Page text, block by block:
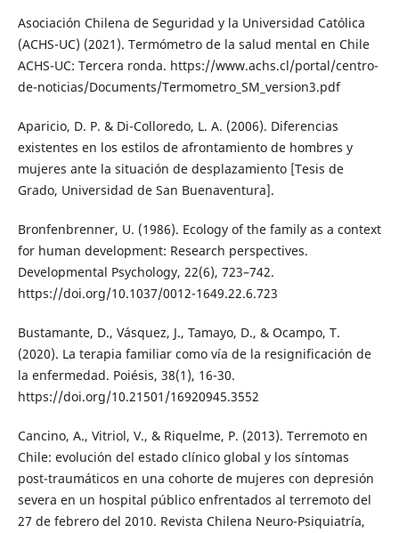
Asociación Chilena de Seguridad y la Universidad Católica
(ACHS-UC) (2021). Termómetro de la salud mental en Chile
ACHS-UC: Tercera ronda. https://www.achs.cl/portal/centro-
de-noticias/Documents/Termometro_SM_version3.pdf
Aparicio, D. P. & Di-Colloredo, L. A. (2006). Diferencias
existentes en los estilos de afrontamiento de hombres y
mujeres ante la situación de desplazamiento [Tesis de
Grado, Universidad de San Buenaventura].
Bronfenbrenner, U. (1986). Ecology of the family as a context
for human development: Research perspectives.
Developmental Psychology, 22(6), 723–742.
https://doi.org/10.1037/0012-1649.22.6.723
Bustamante, D., Vásquez, J., Tamayo, D., & Ocampo, T.
(2020). La terapia familiar como vía de la resignificación de
la enfermedad. Poiésis, 38(1), 16-30.
https://doi.org/10.21501/16920945.3552
Cancino, A., Vitriol, V., & Riquelme, P. (2013). Terremoto en
Chile: evolución del estado clínico global y los síntomas
post-traumáticos en una cohorte de mujeres con depresión
severa en un hospital público enfrentados al terremoto del
27 de febrero del 2010. Revista Chilena Neuro-Psiquiatría,